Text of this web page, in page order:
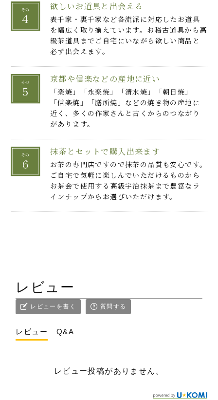
欲しいお道具と出会える
表千家・裏千家など各流派に対応したお道具
を幅広く取り揃えています。お稽古道具から高
級茶道具までご自宅にいながら欲しい商品と
必ず出会えます。
京都や信楽などの産地に近い
「楽焼」「永楽焼」「清水焼」「朝日焼」
「信楽焼」「膳所焼」などの焼き物の産地に
近く、多くの作家さんと古くからのつながり
があります。
抹茶とセットで購入出来ます
お茶の専門店ですので抹茶の品質も安心です。
ご自宅で気軽に楽しんでいただけるものから
お茶会で使用する高級宇治抹茶まで豊富なラ
インナップからお選びいただけます。
レビュー
レビューを書く 質問する
レビュー Q&A
レビュー投稿がありません。